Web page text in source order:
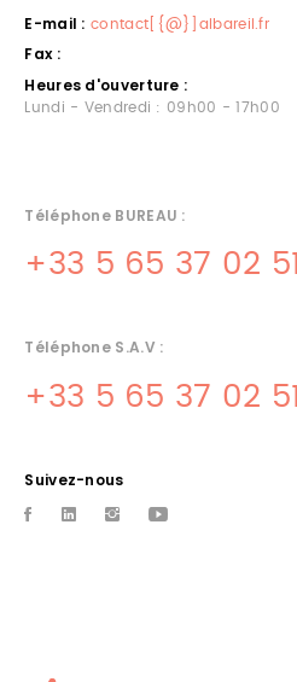
E-mail : contact[{@}]albareil.fr
Fax :
Heures d'ouverture :
Lundi - Vendredi : 09h00 - 17h00
Téléphone BUREAU :
+33 5 65 37 02 51
Téléphone S.A.V :
+33 5 65 37 02 51
Suivez-nous